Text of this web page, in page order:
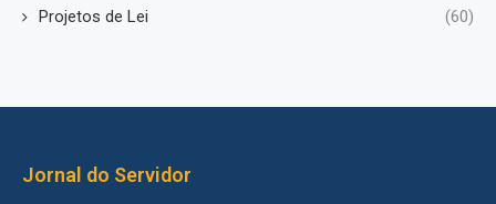
Projetos de Lei (60)
Jornal do Servidor